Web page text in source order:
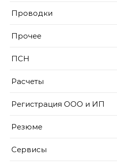
Проводки
Прочее
ПСН
Расчеты
Регистрация ООО и ИП
Резюме
Сервисы